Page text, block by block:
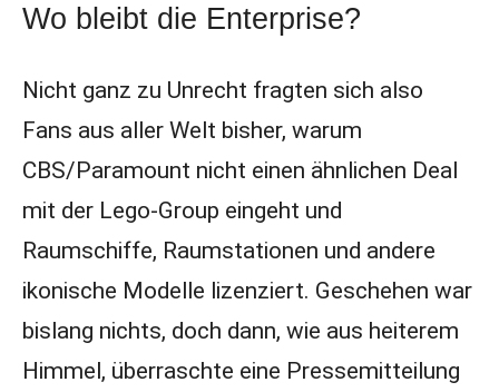
Wo bleibt die Enterprise?
Nicht ganz zu Unrecht fragten sich also
Fans aus aller Welt bisher, warum
CBS/Paramount nicht einen ähnlichen Deal
mit der Lego-Group eingeht und
Raumschiffe, Raumstationen und andere
ikonische Modelle lizenziert. Geschehen war
bislang nichts, doch dann, wie aus heiterem
Himmel, überraschte eine Pressemitteilung